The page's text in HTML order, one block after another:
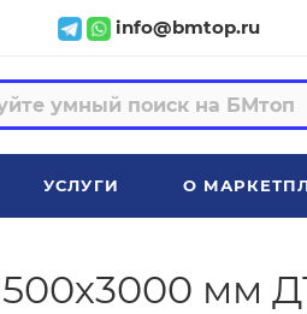
info@bmtop.ru
УСЛУГИ О
мм